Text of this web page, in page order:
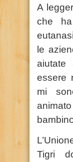
A
che
le
aiutate
essere
mi
Tigri